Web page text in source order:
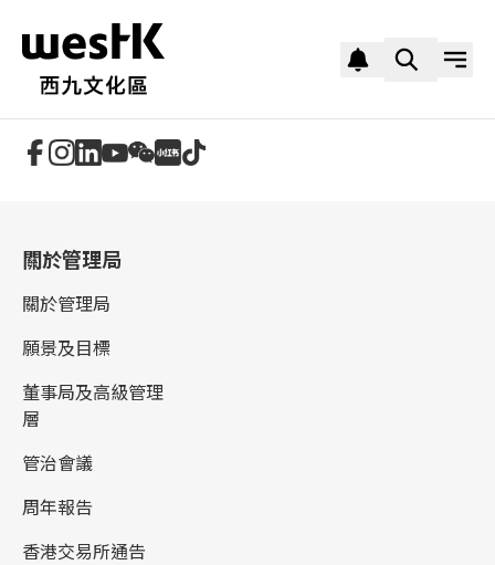
追蹤我們
關於管理局
關於管理局
願景及目標
董事局及高級管理
層
管治會議
周年報告
香港交易所通告